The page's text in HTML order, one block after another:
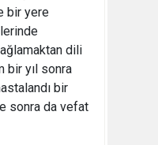
bir yere
dili
bir yıl sonra
bir
sonra da vefat